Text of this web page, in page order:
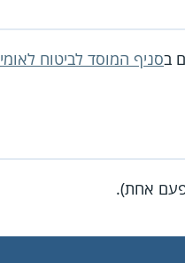
בסניף המוסד לביטוח לאומי
פעם אחת).